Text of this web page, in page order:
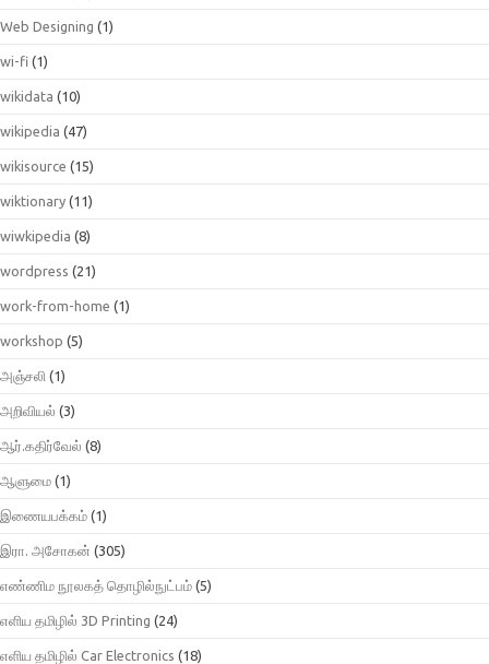
Web Designing (1)
wi-fi (1)
wikidata (10)
wikipedia (47)
wikisource (15)
wiktionary (11)
wiwkipedia (8)
wordpress (21)
work-from-home (1)
workshop (5)
அஞ்சலி (1)
அறிவியல் (3)
ஆர்.கதிர்வேல் (8)
ஆளுமை (1)
இணையபக்கம் (1)
இரா. அசோகன் (305)
எண்ணிம நூலகத் தொழில்நுட்பம் (5)
எளிய தமிழில் 3D Printing (24)
எளிய தமிழில் Car Electronics (18)